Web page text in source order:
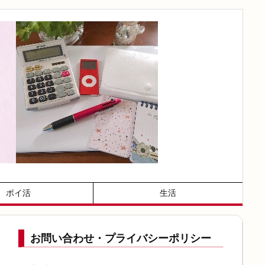
ポイ活 生活
お問い合わせ・プライバシーポリシー